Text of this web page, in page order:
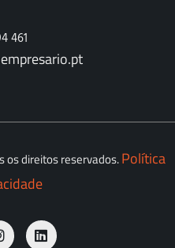
461
os direitos reservados.Política